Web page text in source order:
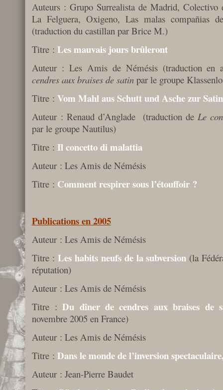
Auteurs : Grupo Surrealista de Madrid, Colectivo
La Felguera, Oxigeno, Las malas compañias
(traduction du castillan par Brice M.)
Titre : Les mauvais jours brûleront
Auteur : Les Amis de Némésis (traduction en
cendres aux braises de satinpar le groupe
Titre : Vom Mahl aus Schutt und Asche zur
Auteur : Renaud d’Anglade (traduction de Le
par le groupe Nautilus)
Titre : Il concetto di malattia
Auteur : Les Amis de Némésis
Titre : Comment respirer sous l’étouffoir ?
Publications en 2005
Auteur : Les Amis de Némésis
Titre :Les habits neufs de la subversion (la
réputation)
Auteur : Les Amis de Némésis
Titre : Du dîner de cendres aux braises de
novembre 2005 en France)
Auteur : Les Amis de Némésis
Titre : Dans le monde de l’inversion
Auteur : Jean-Pierre Baudet